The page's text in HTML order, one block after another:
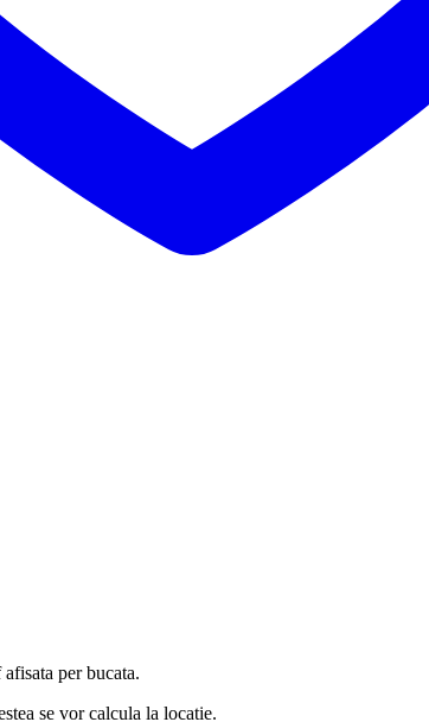
per bucata.
se vor calcula la locatie.